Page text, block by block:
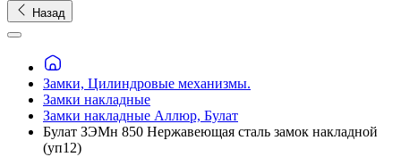
Назад
Замки, Цилиндровые механизмы.
Замки накладные
Замки накладные Аллюр, Булат
Булат ЗЭМн 850 Нержавеющая сталь замок накладной
(уп12)